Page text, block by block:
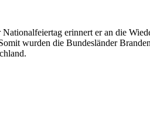
erinnert er an die
wurden die Bundesländer